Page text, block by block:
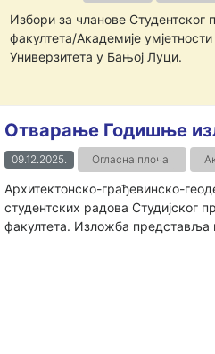
Избори за чланове Студентског
факултета/Академије
Универзитета у Бањој Луци.
Отварање Годишње
09.12.2025. Огласна плоча
Архитектонско-грађевинско-
студентских радова Студијског
факултета. Изложба представља